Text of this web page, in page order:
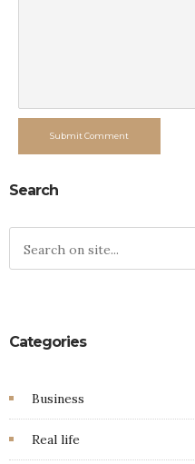
Submit Comment
Search
Categories
Business
Real life